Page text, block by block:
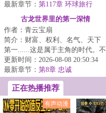
里更换身份，换...
最新章节： 第117章 环球旅行
古龙世界里的第一深情
作者：青云宝扇
简介：财富、权利、名气、天下
第一......这是属于主角的时代。不
过对方云华来说，他更喜欢坐看
主角翻雨覆...
更新时间：2026-08-08 20:50:34
最新章节： 第8章 忠诚
正在热播推荐
有声动漫